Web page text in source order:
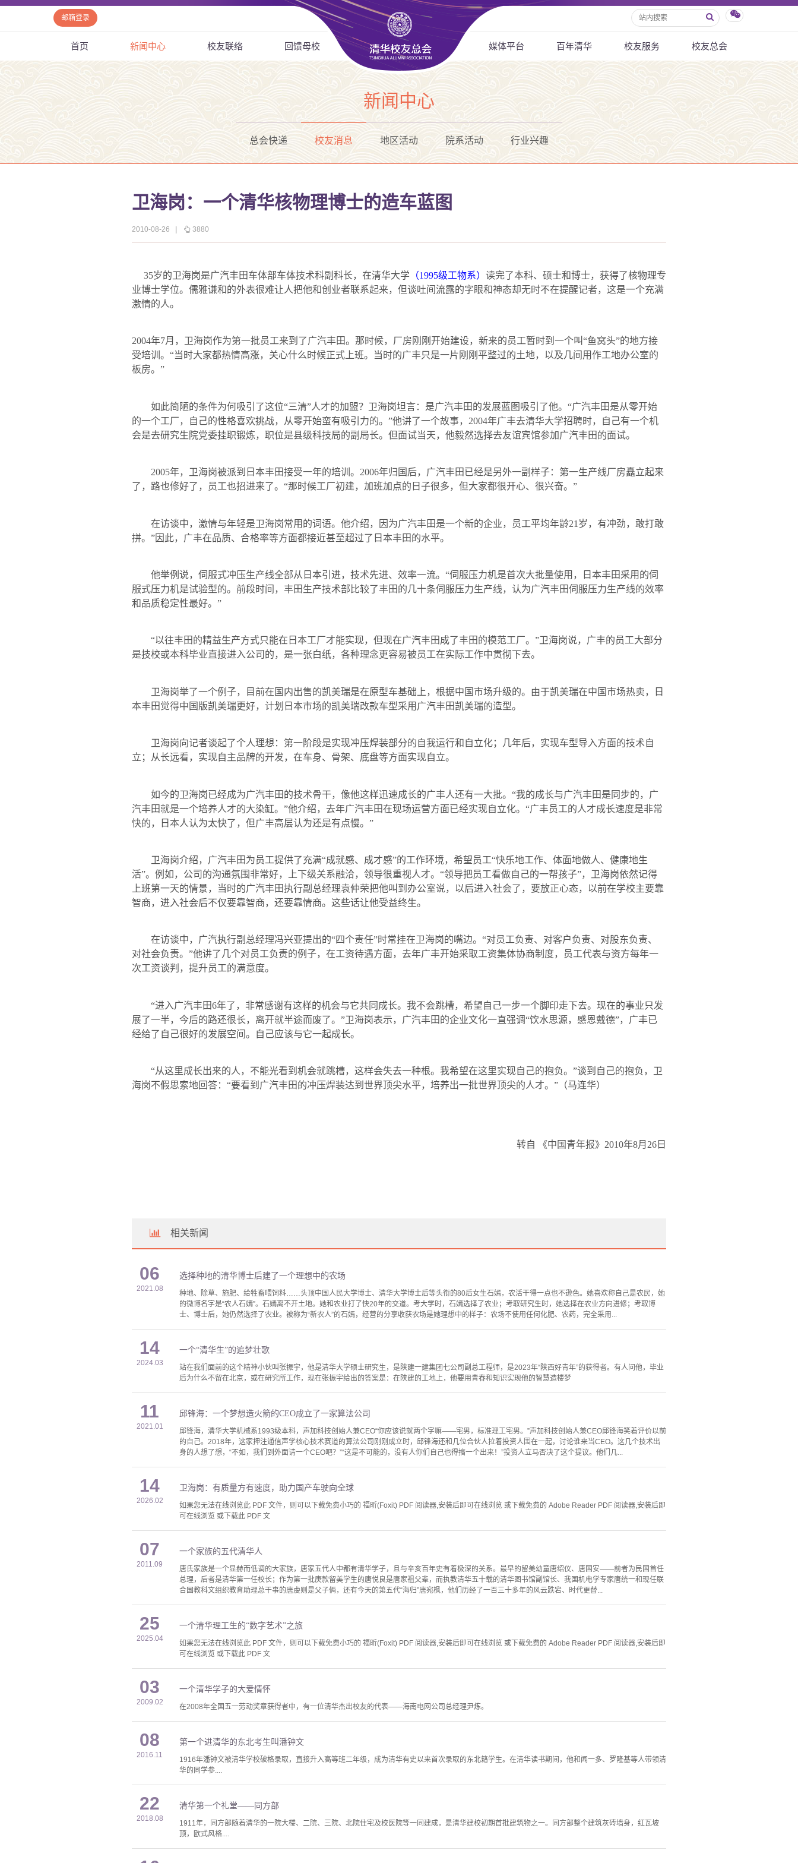
邮箱登录
首页 新闻中心 校友联络 回馈母校 媒体平台 百年清华 校友服务 校友总会
新闻中心
总会快递 校友消息 地区活动 院系活动 行业兴趣
卫海岗：一个清华核物理博士的造车蓝图
2010-08-26 3880
35岁的卫海岗是广汽丰田车体部车体技术科副科长，在清华大学 （1995级工物系） 读完了本科、硕士和博士，获得了核物理专
业博士学位。儒雅谦和的外表很难让人把他和创业者联系起来，但谈吐间流露的字眼和神态却无时不在提醒记者，这是一个充满
激情的人。
2004年7月，卫海岗作为第一批员工来到了广汽丰田。那时候，厂房刚刚开始建设，新来的员工暂时到一个叫“鱼窝头”的地方接
受培训。“当时大家都热情高涨，关心什么时候正式上班。当时的广丰只是一片刚刚平整过的土地，以及几间用作工地办公室的
板房。”
如此简陋的条件为何吸引了这位“三清”人才的加盟？卫海岗坦言：是广汽丰田的发展蓝图吸引了他。“广汽丰田是从零开始
的一个工厂，自己的性格喜欢挑战，从零开始蛮有吸引力的。”他讲了一个故事， 2004年广丰去清华大学招聘时，自己有一个机
会是去研究生院党委挂职锻炼，职位是县级科技局的副局长。但面试当天，他毅然选择去友谊宾馆参加广汽丰田的面试。
2005年，卫海岗被派到日本丰田接受一年的培训。 2006年归国后，广汽丰田已经是另外一副样子：第一生产线厂房矗立起来
了，路也修好了，员工也招进来了。“那时候工厂初建，加班加点的日子很多，但大家都很开心、很兴奋。”
在访谈中，激情与年轻是卫海岗常用的词语。他介绍，因为广汽丰田是一个新的企业，员工平均年龄21 岁，有冲劲，敢打敢
拼。”因此，广丰在品质、合格率等方面都接近甚至超过了日本丰田的水平。
他举例说，伺服式冲压生产线全部从日本引进，技术先进、效率一流。“伺服压力机是首次大批量使用，日本丰田采用的伺
服式压力机是试验型的。前段时间，丰田生产技术部比较了丰田的几十条伺服压力生产线，认为广汽丰田伺服压力生产线的效率
和品质稳定性最好。”
“以往丰田的精益生产方式只能在日本工厂才能实现，但现在广汽丰田成了丰田的模范工厂。”卫海岗说，广丰的员工大部分
是技校或本科毕业直接进入公司的，是一张白纸，各种理念更容易被员工在实际工作中贯彻下去。
卫海岗举了一个例子，目前在国内出售的凯美瑞是在原型车基础上，根据中国市场升级的。由于凯美瑞在中国市场热卖，日
本丰田觉得中国版凯美瑞更好，计划日本市场的凯美瑞改款车型采用广汽丰田凯美瑞的造型。
卫海岗向记者谈起了个人理想：第一阶段是实现冲压焊装部分的自我运行和自立化；几年后，实现车型导入方面的技术自
立；从长远看，实现自主品牌的开发，在车身、骨架、底盘等方面实现自立。
如今的卫海岗已经成为广汽丰田的技术骨干，像他这样迅速成长的广丰人还有一大批。“我的成长与广汽丰田是同步的，广
汽丰田就是一个培养人才的大染缸。”他介绍，去年广汽丰田在现场运营方面已经实现自立化。“广丰员工的人才成长速度是非常
快的，日本人认为太快了，但广丰高层认为还是有点慢。”
卫海岗介绍，广汽丰田为员工提供了充满“成就感、成才感”的工作环境，希望员工“快乐地工作、体面地做人、健康地生
活”。例如，公司的沟通氛围非常好，上下级关系融洽，领导很重视人才。“领导把员工看做自己的一帮孩子”，卫海岗依然记得
上班第一天的情景，当时的广汽丰田执行副总经理袁仲荣把他叫到办公室说，以后进入社会了，要放正心态，以前在学校主要靠
智商，进入社会后不仅要靠智商，还要靠情商。这些话让他受益终生。
在访谈中，广汽执行副总经理冯兴亚提出的“四个责任”时常挂在卫海岗的嘴边。“对员工负责、对客户负责、对股东负责、
对社会负责。”他讲了几个对员工负责的例子，在工资待遇方面，去年广丰开始采取工资集体协商制度，员工代表与资方每年一
次工资谈判，提升员工的满意度。
“进入广汽丰田6年了，非常感谢有这样的机会与它共同成长。我不会跳槽，希望自己一步一个脚印走下去。现在的事业只发
展了一半，今后的路还很长，离开就半途而废了。”卫海岗表示，广汽丰田的企业文化一直强调“饮水思源，感恩戴德”，广丰已
经给了自己很好的发展空间。自己应该与它一起成长。
“从这里成长出来的人，不能光看到机会就跳槽，这样会失去一种根。我希望在这里实现自己的抱负。”谈到自己的抱负，卫
海岗不假思索地回答：“要看到广汽丰田的冲压焊装达到世界顶尖水平，培养出一批世界顶尖的人才。” （马连华）
转自 《中国青年报》 2010年8月 26 日
相关新闻
06
2021.08
选择种地的清华博士后建了一个理想中的农场
种地、除草、施肥、给牲畜喂饲料……头顶中国人民大学博士、清华大学博士后等头衔的80后女生石嫣，农活干得一点也不逊色。她喜欢称自己是农民，她
的微博名字是“农人石嫣”。石嫣离不开土地。她和农业打了快20年的交道。考大学时，石嫣选择了农业；考取研究生时，她选择在农业方向进修；考取博
士、博士后，她仍然选择了农业。被称为“新农人”的石嫣，经营的分享收获农场是她理想中的样子：农场不使用任何化肥、农药，完全采用...
14
2024.03
一个“清华生”的追梦壮歌
站在我们面前的这个精神小伙叫张振宇，他是清华大学硕士研究生，是陕建一建集团七公司副总工程师，是2023年“陕西好青年”的获得者。有人问他，毕业
后为什么不留在北京，或在研究所工作，现在张振宇给出的答案是：在陕建的工地上，他要用青春和知识实现他的智慧造楼梦
11
2021.01
邱锋海：一个梦想造火箭的CEO成立了一家算法公司
邱锋海，清华大学机械系1993级本科，声加科技创始人兼CEO“你应该说就两个字嘛——宅男，标准理工宅男。”声加科技创始人兼CEO邱锋海笑着评价以前
的自己。2018年，这家押注通信声学核心技术赛道的算法公司刚刚成立时，邱锋海还和几位合伙人拉着投资人围在一起，讨论谁来当CEO。这几个技术出
身的人想了想，“不如，我们到外面请一个CEO吧？”“这是不可能的，没有人你们自己也得搞一个出来！”投资人立马否决了这个提议。他们几...
14
2026.02
卫海岗：有质量方有速度，助力国产车驶向全球
如果您无法在线浏览此 PDF 文件，则可以下载免费小巧的 福昕(Foxit) PDF 阅读器,安装后即可在线浏览 或下载免费的 Adobe Reader PDF 阅读器,安装后即
可在线浏览 或下载此 PDF 文
07
2011.09
一个家族的五代清华人
唐氏家族是一个显赫而低调的大家族，唐家五代人中都有清华学子，且与辛亥百年史有着极深的关系。最早的留美幼童唐绍仪、唐国安——前者为民国首任
总理，后者是清华第一任校长；作为第一批庚款留美学生的唐悦良是唐家祖父辈，而执教清华五十载的清华图书馆副馆长、我国机电学专家唐统一和现任联
合国教科文组织教育助理总干事的唐虔则是父子俩，还有今天的第五代“海归”唐宛枫，他们历经了一百三十多年的风云跌宕、时代更替...
25
2025.04
一个清华理工生的“数字艺术”之旅
如果您无法在线浏览此 PDF 文件，则可以下载免费小巧的 福昕(Foxit) PDF 阅读器,安装后即可在线浏览 或下载免费的 Adobe Reader PDF 阅读器,安装后即
可在线浏览 或下载此 PDF 文
03
2009.02
一个清华学子的大爱情怀
在2008年全国五一劳动奖章获得者中，有一位清华杰出校友的代表——海南电网公司总经理尹炼。
08
2016.11
第一个进清华的东北考生叫潘钟文
1916年潘钟文被清华学校破格录取，直接升入高等班二年级，成为清华有史以来首次录取的东北籍学生。在清华读书期间，他和闻一多、罗隆基等人带领清
华的同学参....
22
2018.08
清华第一个礼堂——同方部
1911年，同方部随着清华的一院大楼、二院、三院、北院住宅及校医院等一同建成，是清华建校初期首批建筑物之一。同方部整个建筑灰砖墙身，红瓦坡
顶，欧式风格....